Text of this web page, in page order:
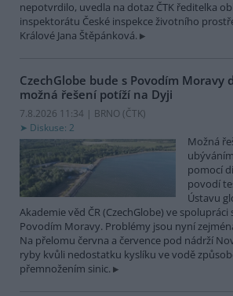
nepotvrdilo, uvedla na dotaz ČTK ředitelka
inspektorátu České inspekce životního
Králové Jana Štěpánková.
CzechGlobe bude s Povodím
možná řešení potíží na Dyji
7.8.2026 11:34 | BRNO (ČTK)
Diskuse: 2
Možná
pomocí
povodí
Ústavu
Akademie věd ČR (CzechGlobe) ve
Povodím Moravy. Problémy jsou nyní
Na přelomu června a července pod nádrží
ryby kvůli nedostatku kyslíku ve vodě
přemnožením sinic.